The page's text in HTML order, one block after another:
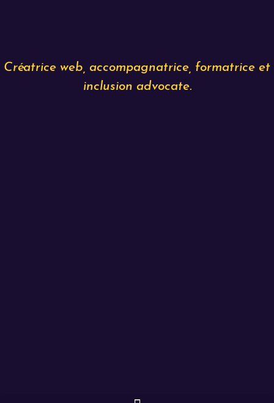
Créatrice web, accompagnatrice, formatrice et
inclusion advocate.